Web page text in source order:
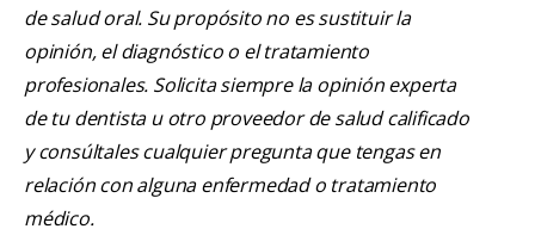
de salud oral. Su propósito no es sustituir la
opinión, el diagnóstico o el tratamiento
profesionales. Solicita siempre la opinión experta
de tu dentista u otro proveedor de salud calificado
y consúltales cualquier pregunta que tengas en
relación con alguna enfermedad o tratamiento
médico.